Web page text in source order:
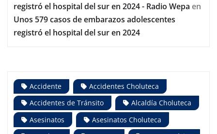
registró el hospital del sur en 2024 - Radio Wepa en
Unos 579 casos de embarazos adolescentes
registró el hospital del sur en 2024
Accidente
Accidentes Choluteca
Accidentes de Tránsito
Alcaldía Choluteca
Asesinatos
Asesinatos Choluteca